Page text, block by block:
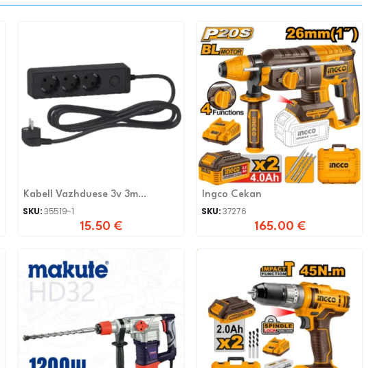
Kabell Vazhduese 3v 3m
Schneider
SKU:35519-1
15.50 €
Ingco Cekan
SKU:37276
165.00 €